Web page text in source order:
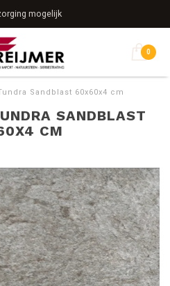
mogelijk
0
Sandblast 60x60x4 cm
SANDBLAST
CM